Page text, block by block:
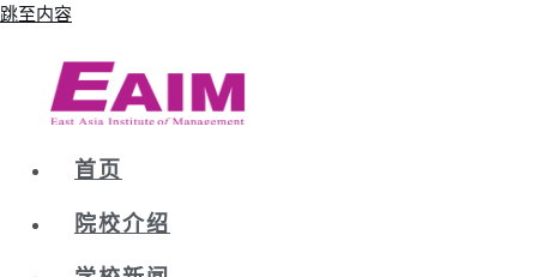
跳至内容
首页
院校介绍